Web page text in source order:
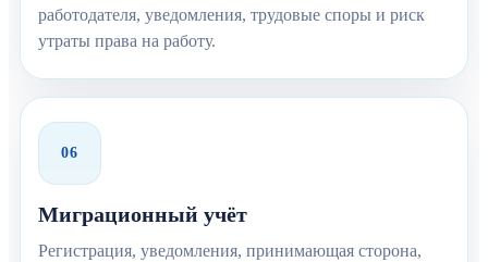
работодателя, уведомления, трудовые споры и риск
утраты права на работу.
06
Миграционный учёт
Регистрация, уведомления, принимающая сторона,